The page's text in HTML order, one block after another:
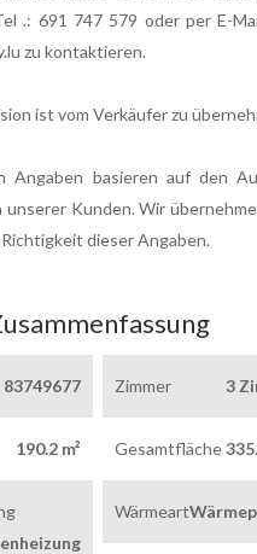
.: 691 747 579 oder per E-
zu kontaktieren.
ist vom Verkäufer zu
Angaben basieren auf den
unserer Kunden. Wir
dieser Angaben.
83749677 Zimmer 3
190.2 m² Gesamtfläche
Wärmeart